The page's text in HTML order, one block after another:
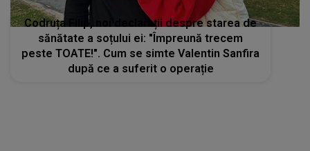
Codruța Filip, noi declarații despre starea de
sănătate a soțului ei: "Împreună trecem
peste TOATE!". Cum se simte Valentin Sanfira
după ce a suferit o operație